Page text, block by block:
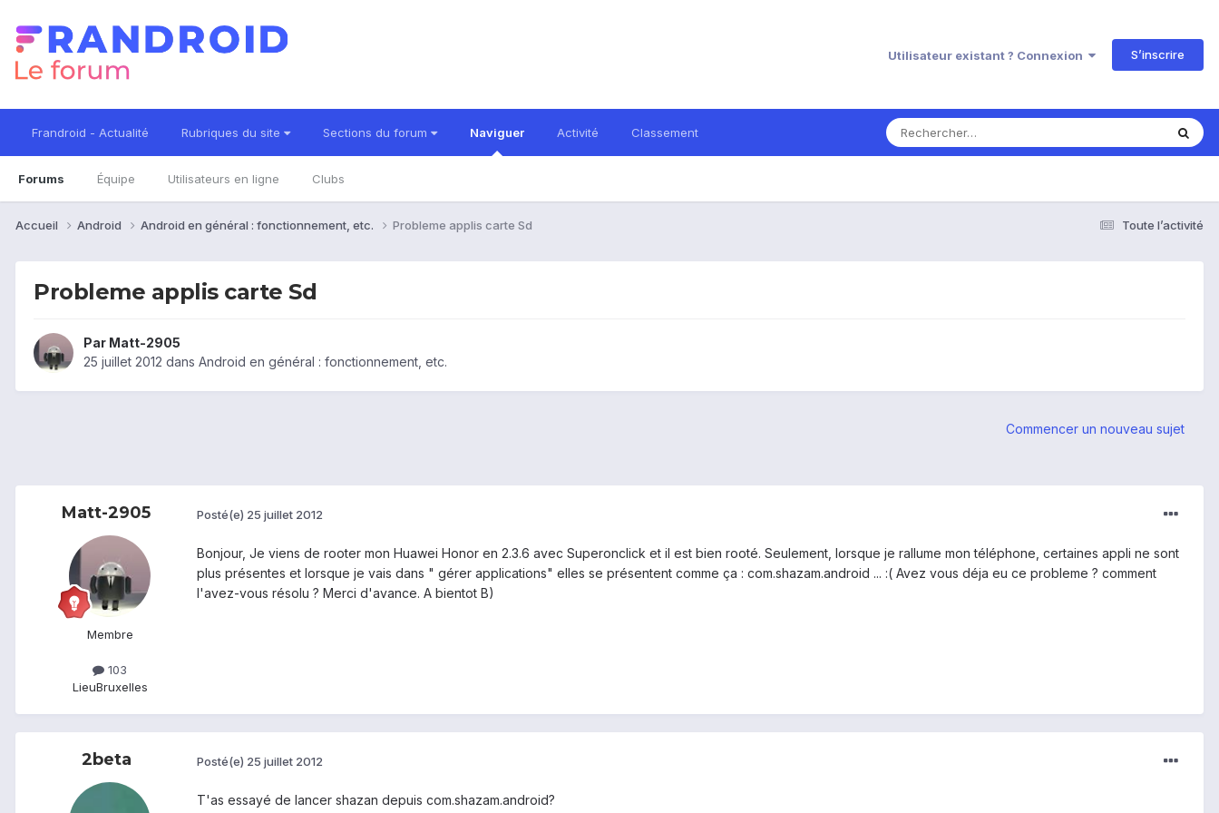
Utilisateur existant ? Connexion S’inscrire
Frandroid - Actualité Rubriques du site Sections du forum Naviguer
Forums Équipe Utilisateurs en ligne Clubs
Activité Classement
Toute l’activité
Accueil Android Android en général : fonctionnement, etc. Probleme applis carte Sd
Probleme applis carte Sd
Par Matt-2905
25 juillet 2012 dans Android en général : fonctionnement, etc.
Commencer un nouveau sujet
Matt-2905
Membre
103
LieuBruxelles
Posté(e) 25 juillet 2012
Bonjour, Je viens de rooter mon Huawei Honor en 2.3.6 avec Superonclick et il est bien rooté. Seulement, lorsque je rallume mon téléphone, certaines appli ne sont
plus présentes et lorsque je vais dans " gérer applications" elles se présentent comme ça : com.shazam.android ... :( Avez vous déja eu ce probleme ? comment
l'avez-vous résolu ? Merci d'avance. A bientot B)
2beta Posté(e) 25 juillet 2012
T'as essayé de lancer shazan depuis com.shazam.android?